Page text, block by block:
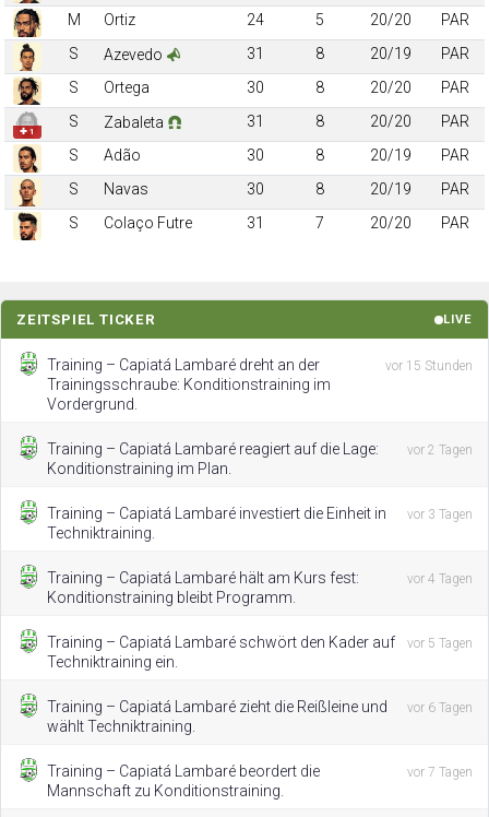
M
Ortiz 24 5 20/20
PAR
S
Azevedo 31 8 20/19
PAR
S
Ortega 30 8 20/20 PAR
✚ 1
S Zabaleta 31 8 20/20
PAR
S
Adão 30 8 20/19
PAR
S
Navas 30 8 20/19
PAR
S
Colaço Futre 31 7 20/20 PAR
ZEITSPIEL TICKER LIVE
Training – Capiatá Lambaré dreht an der
Trainingsschraube: Konditionstraining im
Vordergrund.
vor 15 Stunden
Training – Capiatá Lambaré reagiert auf die Lage:
Konditionstraining im Plan.
vor 2 Tagen
Training – Capiatá Lambaré investiert die Einheit in
Techniktraining.
vor 3 Tagen
Training – Capiatá Lambaré hält am Kurs fest:
Konditionstraining bleibt Programm.
vor 4 Tagen
Training – Capiatá Lambaré schwört den Kader auf
Techniktraining ein.
vor 5 Tagen
Training – Capiatá Lambaré zieht die Reißleine und
wählt Techniktraining.
vor 6 Tagen
Training – Capiatá Lambaré beordert die
Mannschaft zu Konditionstraining.
vor 7 Tagen